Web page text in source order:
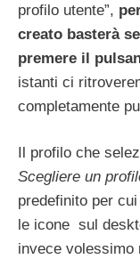
profilo utente”,
creato basterà
premere il
istanti ci
completamente
Il profilo che
Scegliere un
predefinito per
le icone sul
invece volessimo